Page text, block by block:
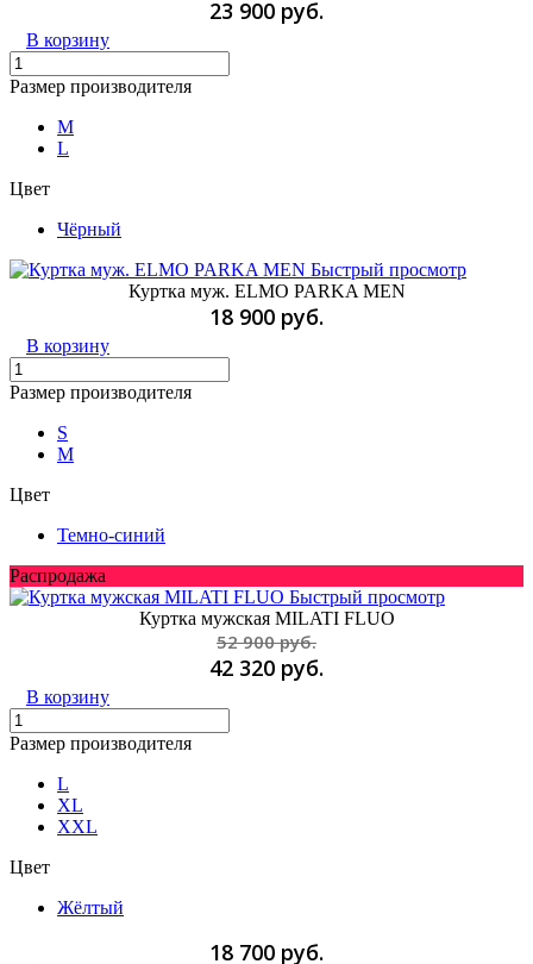
23 900 руб.
В корзину
Размер производителя
M
L
Цвет
Чёрный
Быстрый просмотр
Куртка муж. ELMO PARKA MEN
18 900 руб.
В корзину
Размер производителя
S
M
Цвет
Темно-синий
Распродажа
Быстрый просмотр
Куртка мужская MILATI FLUO
52 900 руб.
42 320 руб.
В корзину
Размер производителя
L
XL
XXL
Цвет
Жёлтый
18 700 руб.